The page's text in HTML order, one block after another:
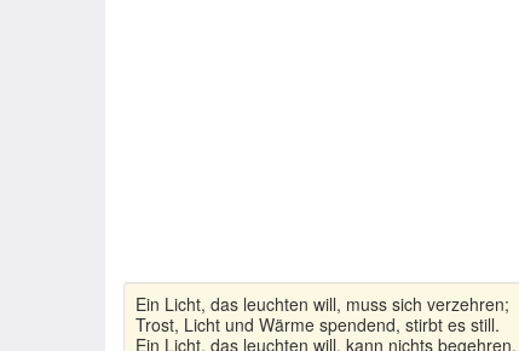
Ein Licht, das leuchten will, muss sich verzehren;
Trost, Licht und Wärme spendend, stirbt es still.
Ein Licht, das leuchten will, kann nichts begehren,